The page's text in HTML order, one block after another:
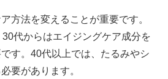
方法を変えることが重要です。
代からはエイジングケア成分を
す。40代以上では、たるみやシ
要があります。